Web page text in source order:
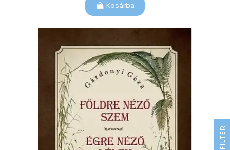
Kosárba
R